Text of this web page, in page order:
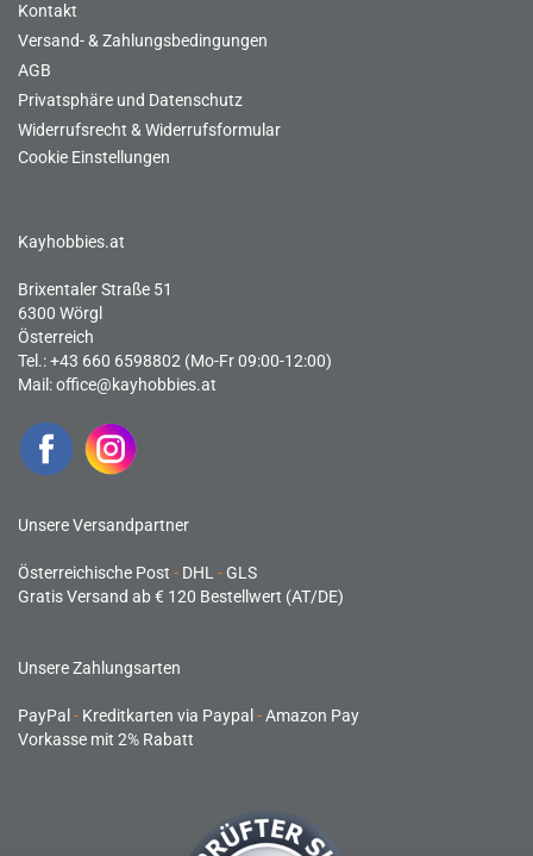
Kontakt
Versand- & Zahlungsbedingungen
AGB
Privatsphäre und Datenschutz
Widerrufsrecht & Widerrufsformular
Cookie Einstellungen
Kayhobbies.at
Brixentaler Straße 51
6300 Wörgl
Österreich
Tel.: +43 660 6598802 (Mo-Fr 09:00-12:00)
Mail:office@kayhobbies.at
Unsere Versandpartner
Österreichische Post - DHL -GLS
Gratis Versand ab € 120 Bestellwert (AT/DE)
Unsere Zahlungsarten
PayPal - Kreditkarten via Paypal -Amazon Pay
Vorkasse mit 2% Rabatt